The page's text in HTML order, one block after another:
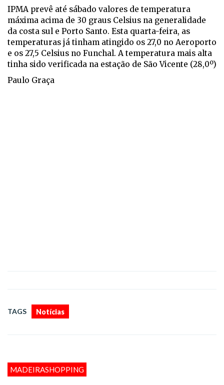
IPMA prevê até sábado valores de temperatura
máxima acima de 30 graus Celsius na generalidade
da costa sul e Porto Santo. Esta quarta-feira, as
temperaturas já tinham atingido os 27,0 no Aeroporto
e os 27,5 Celsius no Funchal. A temperatura mais alta
tinha sido verificada na estação de São Vicente (28,0º)
Paulo Graça
TAGS Notícias
MADEIRASHOPPING